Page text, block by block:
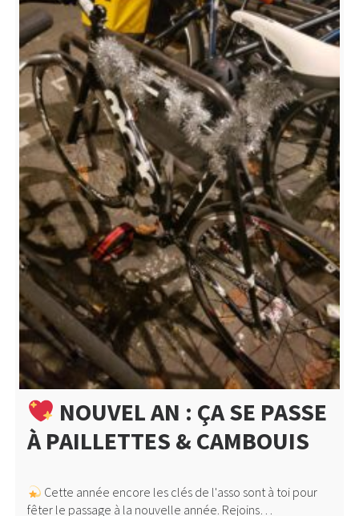
NOUVEL AN : ÇA SE PASSE
À PAILLETTES & CAMBOUIS
Cette année encore les clés de l'asso sont à toi pour
fêter le passage à la nouvelle année. Rejoins…